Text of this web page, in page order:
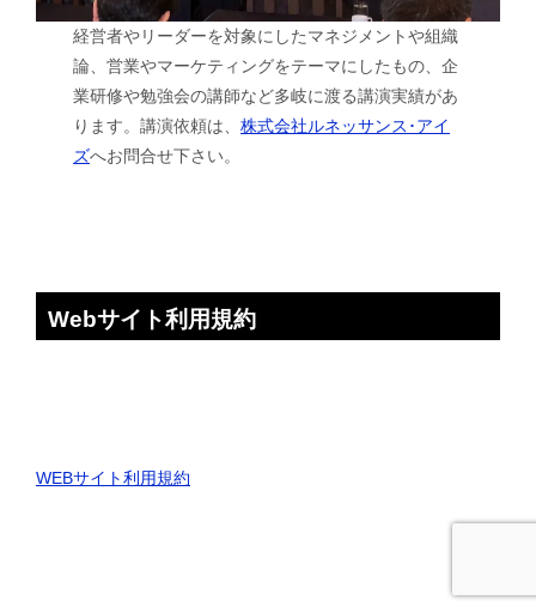
経営者やリーダーを対象にしたマネジメントや組織
論、営業やマーケティングをテーマにしたもの、企
業研修や勉強会の講師など多岐に渡る講演実績があ
ります。講演依頼は、株式会社ルネッサンス･アイ
ズへお問合せ下さい。
Webサイト利用規約
WEBサイト利用規約